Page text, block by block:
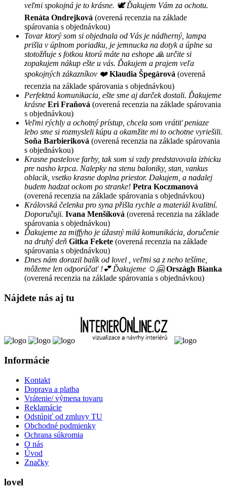
veľmi spokojná je to krásne. 🕊 Ďakujem Vám za ochotu.
Renáta Ondrejková (overená recenzia na základe
spárovania s objednávkou)
Tovar ktorý som si objednala od Vás je nádherný, lampa
prišla v úplnom poriadku, je jemnucka na dotyk a úplne sa
stotožňuje s fotkou ktorú máte na eshope 🙏 určite si
zopakujem nákup ešte u vás. Ďakujem a prajem veľa
spokojných zákazníkov ❤️ Klaudia Špegárová (overená
recenzia na základe spárovania s objednávkou)
Perfektná komunikacia, ešte sme aj darček dostali. Ďakujeme
krásne Eri Fraňová (overená recenzia na základe spárovania
s objednávkou)
Veľmi rýchly a ochotný prístup, chcela som vrátiť peniaze
lebo sme si rozmysleli kúpu a okamžite mi to ochotne vyriešili.
Soňa Barbieriková (overená recenzia na základe spárovania
s objednávkou)
Krasne pastelove farby, tak som si vzdy predstavovala izbicku
pre nasho krpca. Nalepky na stenu baloniky, stan, vankus
oblacik, vsetko krasne doplna priestor. Dakujem, a nadalej
budem hadzat ockom po stranke! Petra Koczmanová
(overená recenzia na základe spárovania s objednávkou)
Královská čelenka pro syna přišla rychle a materiál kvalitní.
Doporučuji. Ivana Menšíková (overená recenzia na základe
spárovania s objednávkou)
Ďakujeme za miffyho je úžasný milá komunikácia, doručenie
na druhý deň Gitka Fekete (overená recenzia na základe
spárovania s objednávkou)
Dnes nám dorazil balík od lovel , veľmi sa z neho tešíme,
môžeme len odporúčať !💕 Ďakujeme ☺️🤗 Országh Bianka
(overená recenzia na základe spárovania s objednávkou)
Nájdete nás aj tu
Informácie
Kontakt
Doprava a platba
Vrátenie/ výmena tovaru
Reklamácie
Odstúpiť od zmluvy TU
Obchodné podmienky
Ochrana súkromia
O nás
Úvod
Značky
lovel